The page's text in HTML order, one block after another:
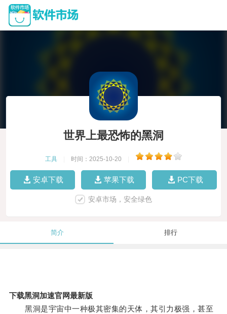
世界上最恐怖的黑洞
工具 时间：2025-10-20
安卓下载 苹果下载 PC下载
安卓市场，安全绿色
简介 排行
下载黑洞加速官网最新版
黑洞是宇宙中一种极其密集的天体，其引力极强，甚至